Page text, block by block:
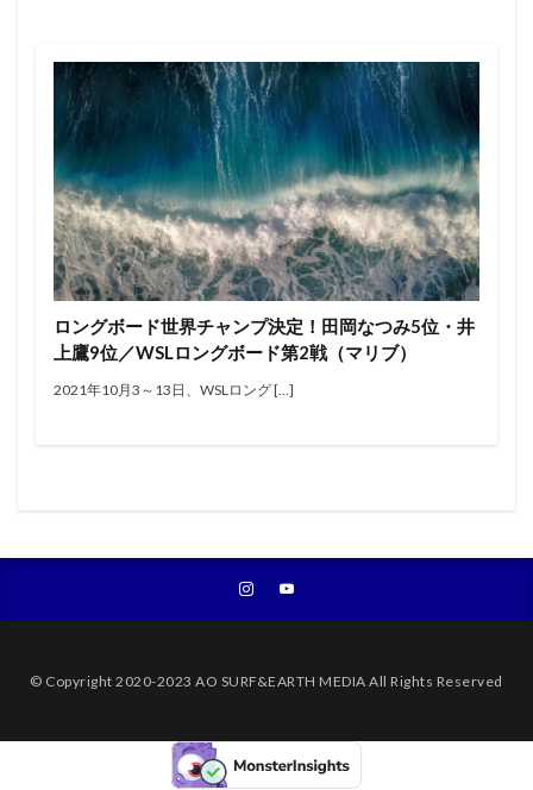
ロングボード世界チャンプ決定！田岡なつみ5位・井
上鷹9位／WSLロングボード第2戦（マリブ）
2021年10月3～13日、WSLロング […]
© Copyright 2020-2023 AO SURF&EARTH MEDIA All Rights Reserved
Transistor Brand
Tyler Wallen
TYPHOON
US Open
VISSLA
Volcom
WARNER SURFBOARDS
WCL WCT
WLT
WSL
Y.U YouTube
アウトドア
イザベラ・ニコラス
インタビュー
インドネシア
エアー
オリンピック
オンショア
オンラインコンテスト
カラップフリップ
カラムロブソン
カリッサ・ムーア
カリフォルニア
サーフランチ
さわかみ
サンセットビーチ
ジャワ島
ジョアン・ディファイ
ジョエル・チューダー
タイラー・ウォーレン
タイラー・ライト